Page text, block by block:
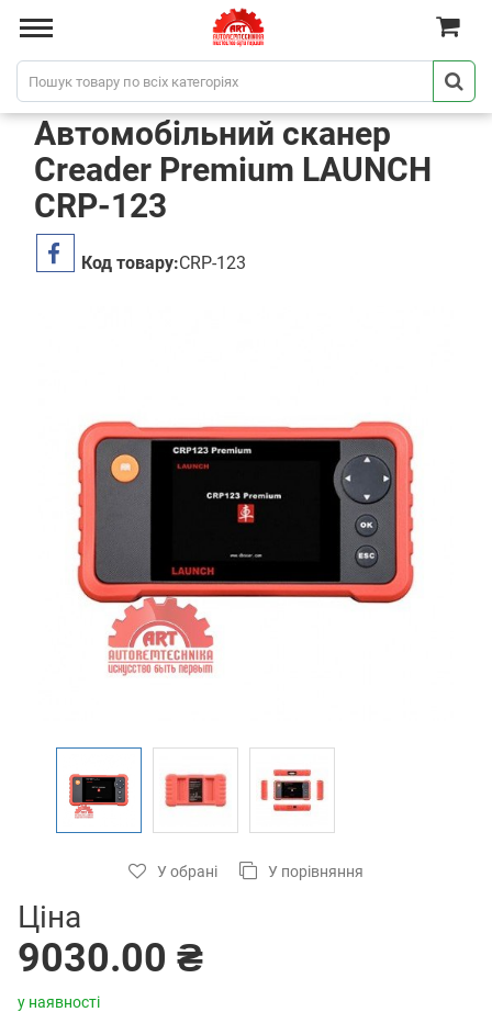
Автомобільний сканер
Creader Premium LAUNCH
CRP-123
Код товару:CRP-123
У обрані У порівняння
Ціна
9030.00 ₴
у наявності